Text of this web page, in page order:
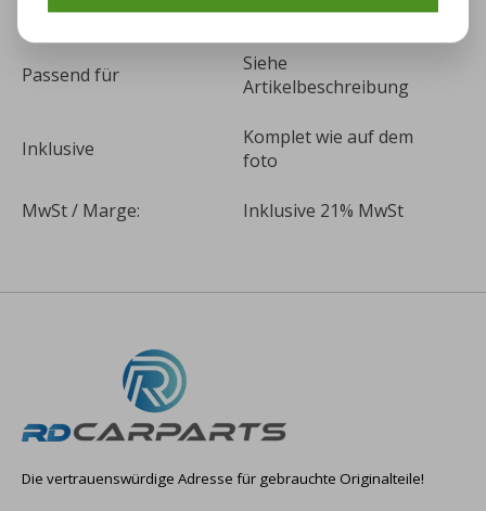
Farbe: -
Passend für
Siehe
Artikelbeschreibung
Inklusive
Komplet wie auf dem
foto
MwSt / Marge: Inklusive 21% MwSt
Die vertrauenswürdige Adresse für gebrauchte Originalteile!